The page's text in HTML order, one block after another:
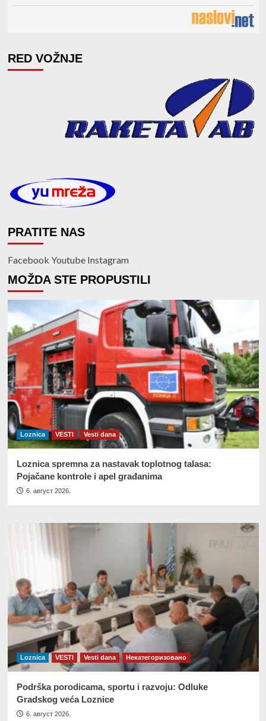
RED VOŽNJE
PRATITE NAS
Facebook Youtube Instagram
MOŽDA STE PROPUSTILI
Loznica VESTI Vesti dana
Loznica spremna za nastavak toplotnog talasa:
Pojačane kontrole i apel građanima
6. август 2026.
Loznica VESTI Vesti dana Некатегоризовано
Podrška porodicama, sportu i razvoju: Odluke
Gradskog veća Loznice
6. август 2026.